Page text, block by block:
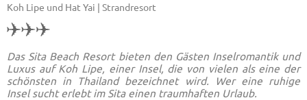
Koh Lipe und Hat Yai | Strandresort
Das Sita Beach Resort bieten den Gästen Inselromantik und
Luxus auf Koh Lipe, einer Insel, die von vielen als eine der
schönsten in Thailand bezeichnet wird. Wer eine ruhige
Insel sucht erlebt im Sita einen traumhaften Urlaub.